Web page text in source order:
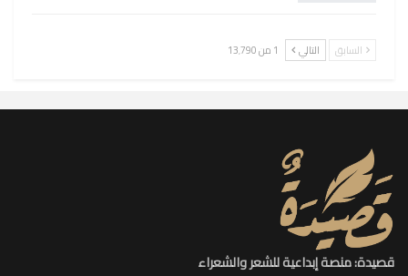
السابق التالي 1 من 13٬790
قصيدة: منصة إبداعية للشعر والشعراء